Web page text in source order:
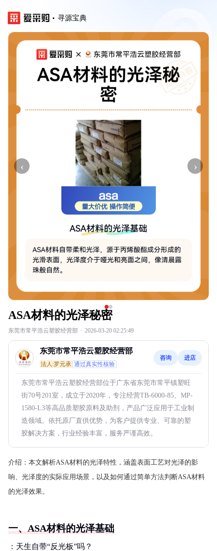
寻源宝典
‹ ›
ASA材料的光泽秘密
东莞市常平浩云塑胶经营部 · 2026-03-20 02:25:49
东莞市常平浩云塑胶经营部
法人:罗元承 通过真实性核验
咨询 进店
东莞市常平浩云塑胶经营部位于广东省东莞市常平镇塑旺
街70号201室，成立于2020年，专注经营TB-6000-85、MP-
1580-L3等高品质塑胶原料及助剂，产品广泛应用于工业制
造领域。依托原厂直供优势，为客户提供专业、可靠的塑
胶解决方案，行业经验丰富，服务严谨高效。
介绍： 本文解析ASA材料的光泽特性，涵盖表面工艺对光泽的影
响、光泽度的实际应用场景，以及如何通过简单方法判断ASA材料
的光泽效果。
一、ASA材料的光泽基础
：天生自带“反光板”吗？